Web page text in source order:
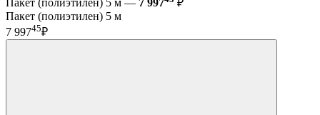
Пакет (полиэтилен) 5 м — 7 997
₽
Пакет (полиэтилен) 5 м
7 99745₽